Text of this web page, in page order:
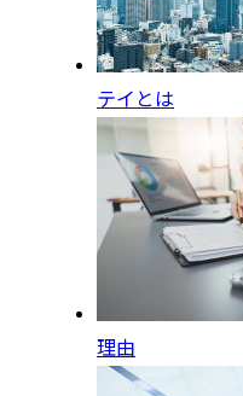
テイとは
理由